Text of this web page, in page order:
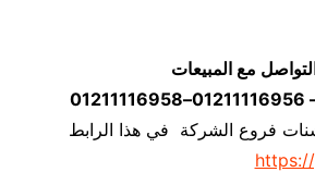
مع المبيعات
فروع الشركة في هذا الرابط